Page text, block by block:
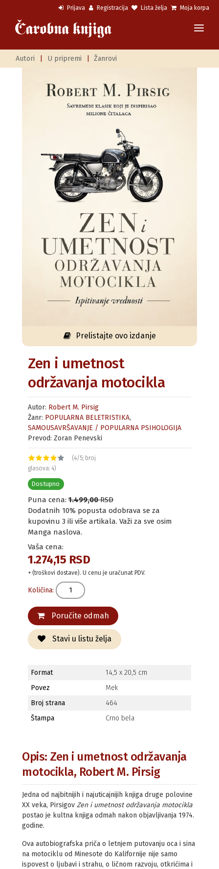
Prijava Registracija Lista želja Moja korpa
Autori U pripremi Žanrovi
Prelistajte ovo izdanje
Zen i umetnost
održavanja motocikla
Autor: Robert M. Pirsig
Žanr: POPULARNA BELETRISTIKA,
SAMOUSAVRŠAVANJE / POPULARNA PSIHOLOGIJA
Prevod: Zoran Penevski
(4/5; broj
glasova: 4)
Dostupno
Puna cena: 1.499,00RSD
Dodatnih 10% popusta odobrava se za
kupovinu 3 ili više artikala. Važi za sve osim
Manga naslova.
Vaša cena:
1.274,15 RSD
+ (troškovi dostave). U cenu je uračunat PDV.
Količina:
Poručite odmah
Stavi u listu želja
Format
14,5 x 20,5 cm
Povez
Mek
Broj strana
464
Štampa
Crno bela
Opis: Zen i umetnost održavanja
motocikla, Robert M. Pirsig
Jedna od najbitnijih i najuticajnijih knjiga druge polovine
XX veka, Pirsigov Zen i umetnost održavanja motocikla
postao je kultna knjiga odmah nakon objavljivanja 1974.
godine.
Ova autobiografska priča o letnjem putovanju oca i sina
na motociklu od Minesote do Kalifornije nije samo
ispovest o ljubavi i strahu, o ličnom razvoju, otkrićima i